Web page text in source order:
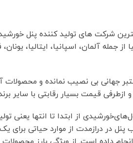
جمله آلمان، اسپانیا، ایتالیا،
معتبر جهانی بی نصیب نمانده و
قیمت بسیار رقابتی با سایر
از ابتدا تا انتها یعنی
پنل در درازمدت از موارد حیاتی